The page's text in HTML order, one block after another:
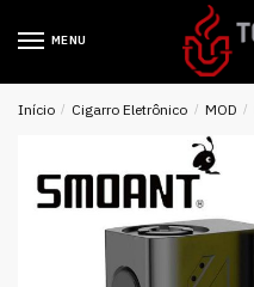
MENU
Início / Cigarro Eletrônico / MOD /